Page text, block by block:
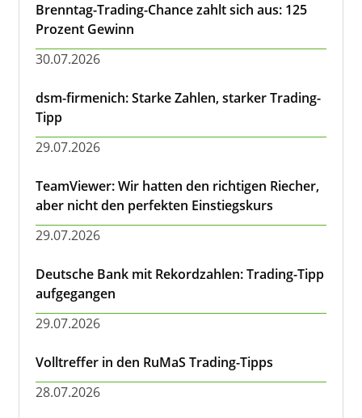
Brenntag-Trading-Chance zahlt sich aus: 125
Prozent Gewinn
30.07.2026
dsm-firmenich: Starke Zahlen, starker Trading-
Tipp
29.07.2026
TeamViewer: Wir hatten den richtigen Riecher,
aber nicht den perfekten Einstiegskurs
29.07.2026
Deutsche Bank mit Rekordzahlen: Trading-Tipp
aufgegangen
29.07.2026
Volltreffer in den RuMaS Trading-Tipps
28.07.2026